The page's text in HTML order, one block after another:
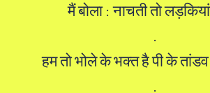
मैं बोला : नाचती तो
हम तो भोले के भक्त है पी के